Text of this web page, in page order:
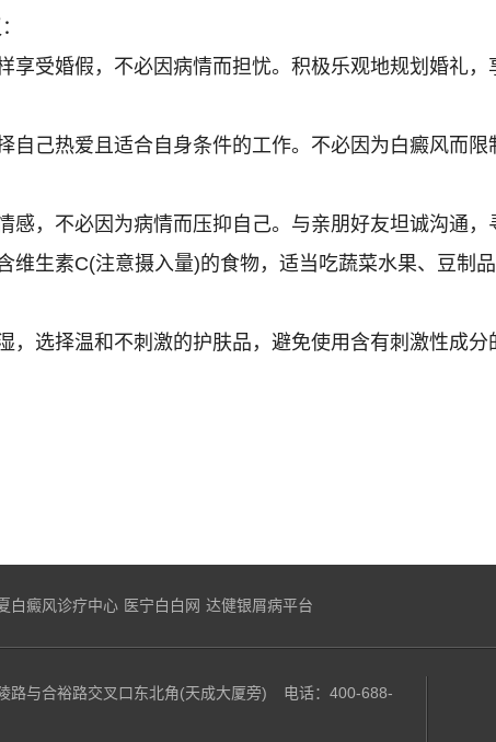
享受婚假，不必因病情而担忧。积极乐观地规划婚礼，
自己热爱且适合自身条件的工作。不必因为白癜风而
，不必因为病情而压抑自己。与亲朋好友坦诚沟通，
维生素C(注意摄入量)的食物，适当吃蔬菜水果、豆制
选择温和不刺激的护肤品，避免使用含有刺激性成分
白癜风诊疗中心 医宁白白网 达健银屑病平台
路与合裕路交叉口东北角(天成大厦旁)
电话：400-688-